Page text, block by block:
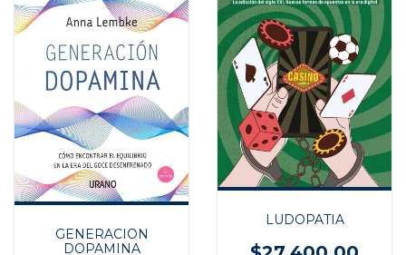
GENERACION
DOPAMINA
LUDOPATIA